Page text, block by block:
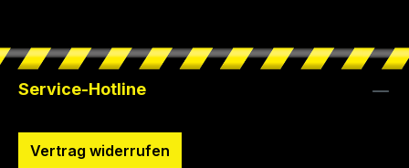
Service-Hotline
Vertrag widerrufen